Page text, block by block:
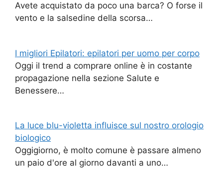
Avete acquistato da poco una barca? O forse il
vento e la salsedine della scorsa…
I migliori Epilatori: epilatori per uomo per corpo
Oggi il trend a comprare online è in costante
propagazione nella sezione Salute e
Benessere…
La luce blu-violetta influisce sul nostro orologio
biologico
Oggigiorno, è molto comune è passare almeno
un paio d'ore al giorno davanti a uno…